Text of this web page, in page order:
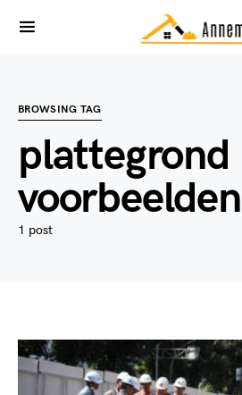
BROWSING TAG
plattegrond
voorbeelden
1 post